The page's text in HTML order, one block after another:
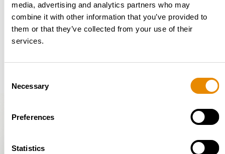
media, advertising and analytics partners who may
combine it with other information that you’ve provided to
them or that they’ve collected from your use of their
services.
Selection
Necessary
Preferences
Statistics
Gewicht eine rasche Verlegung der Arbeitsbühne mit
dem PKW für Störungen oder dringende Arbeiten.“
RUTHMANN GmbH Österreich bedankt sich für das